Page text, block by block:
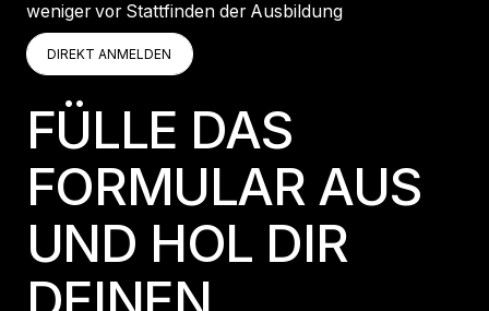
weniger vor Stattfinden der Ausbildung
DIREKT ANMELDEN
DIREKT ANMELDEN
DIREKT ANMELDEN
FÜLLE DAS
FORMULAR AUS
UND HOL DIR